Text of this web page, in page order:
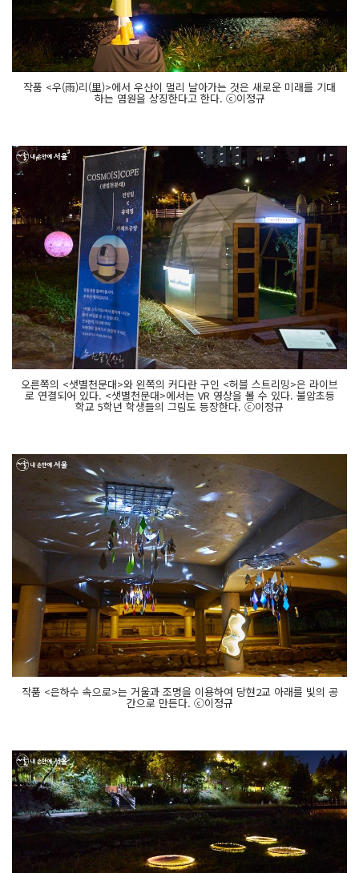
작품 <우(雨)리(里)>에서 우산이 멀리 날아가는 것은 새로운 미래를 기대
하는 염원을 상징한다고 한다. ⓒ이정규
오른쪽의 <샛별천문대>와 왼쪽의 커다란 구인 <허블 스트리밍>은 라이브
로 연결되어 있다. <샛별천문대>에서는 VR 영상을 볼 수 있다. 불암초등
학교 5학년 학생들의 그림도 등장한다. ⓒ이정규
작품 <은하수 속으로>는 거울과 조명을 이용하여 당현2교 아래를 빛의 공
간으로 만든다. ⓒ이정규